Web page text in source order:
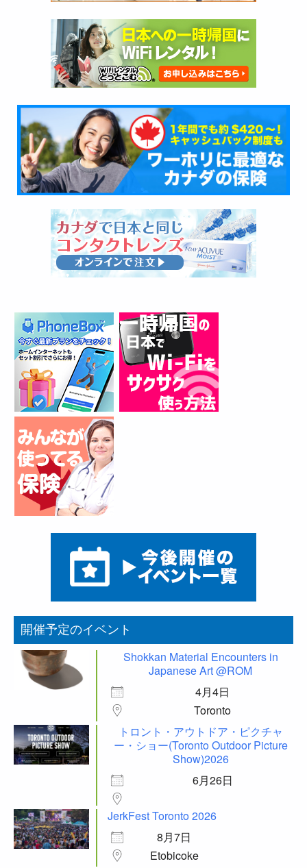
開催予定のイベント
Shokkan Material Encounters in
Japanese Art @ROM
4月4日
Toronto
トロント・アウトドア・ピクチャ
ー・ショー(Toronto Outdoor Picture
Show)2026
6月26日
JerkFest Toronto 2026
8月7日
Etobicoke